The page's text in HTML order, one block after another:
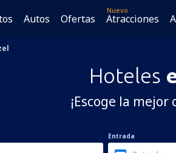
Autos Ofertas
Nuevo
Atracciones
Hoteles
¡Escoge la
Entrada